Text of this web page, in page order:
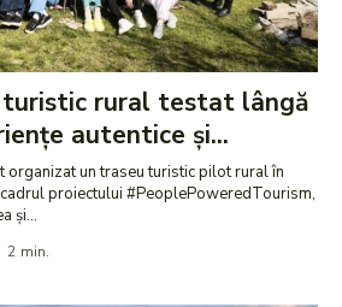
turistic rural testat lângă
autentice și...
organizat un traseu turistic pilot rural în
proiectului #PeoplePoweredTourism,
și...
2 min.